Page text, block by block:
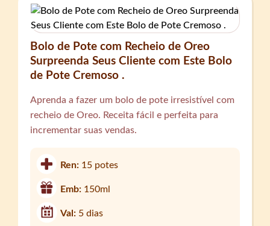
Bolo de Pote com Recheio de Oreo
Surpreenda Seus Cliente com Este Bolo
de Pote Cremoso .
Aprenda a fazer um bolo de pote irresistível com
recheio de Oreo. Receita fácil e perfeita para
incrementar suas vendas.
Ren: 15 potes
Emb: 150ml
Val: 5 dias